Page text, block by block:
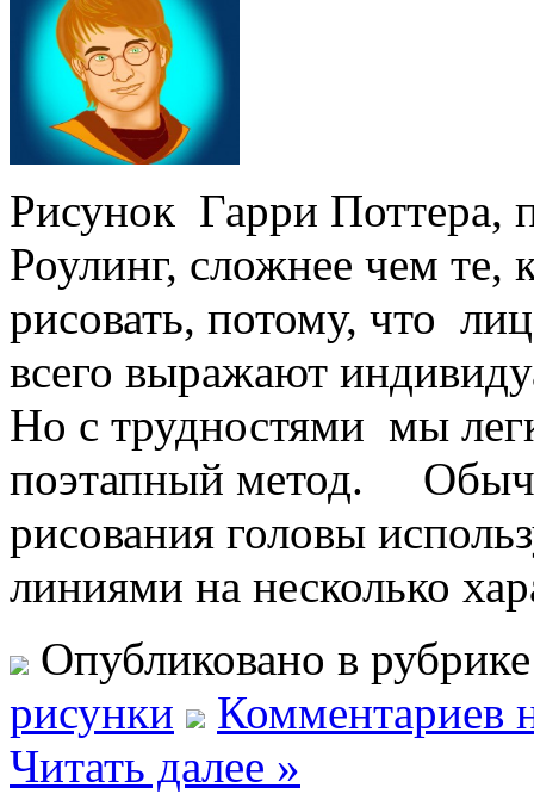
Рисунок Гарри Поттера,
Роулинг, сложнее чем
рисовать, потому, что
всего выражают
Но с трудностями мы
поэтапный метод.
рисования головы
линиями на несколько
Опубликовано в
рисунки
Комментариев
Читать далее »